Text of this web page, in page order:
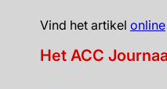
Vind het artikel online
Het ACC